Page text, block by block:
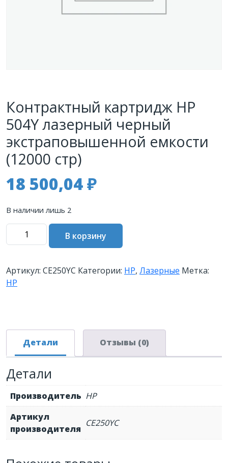
Контрактный картридж HP
504Y лазерный черный
экстраповышенной емкости
(12000 стр)
18 500,04₽
В наличии лишь 2
Количество
товара
картридж
HP
504Y
экстраповышенной
емкости
В корзину
Артикул: CE250YC Категории: HP, Лазерные Метка:
HP
Детали Отзывы (0)
Детали
Производитель HP
Артикул
производителя
CE250YC